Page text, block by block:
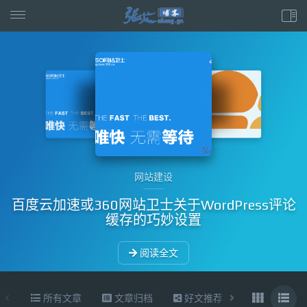
网站建设
百度云加速或360网站卫士关于WordPress评论
缓存的巧妙设置
阅读全文
所有文章 文章归档 好文推荐 东拉西扯